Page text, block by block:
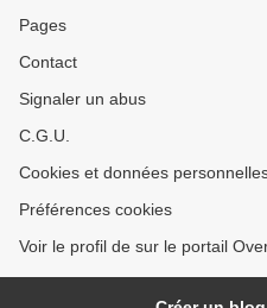
Pages
Contact
Signaler un abus
C.G.U.
Cookies et données
Préférences cookies
Voir le profil de sur le portail